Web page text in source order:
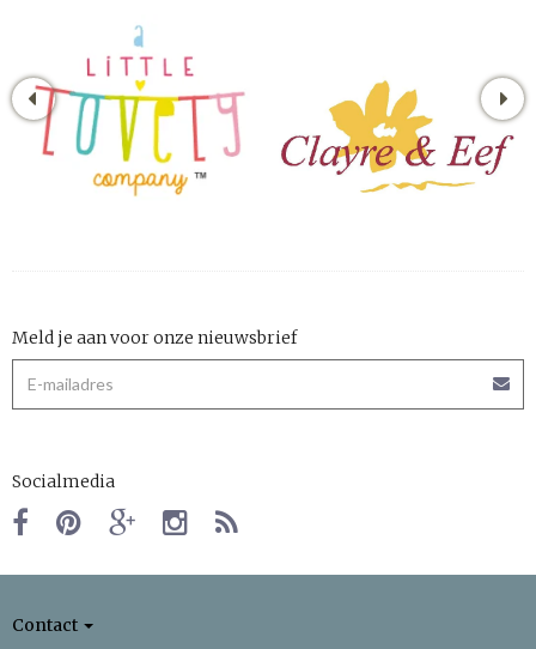
Meld je aan voor onze nieuwsbrief
Socialmedia
Contact